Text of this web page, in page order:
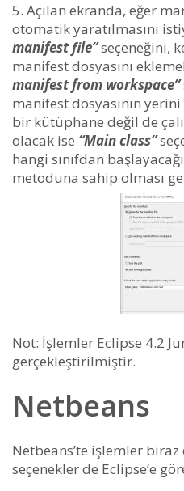
Açılan ekranda, eğer
otomatik yaratılmasını
manifest file”seçeneğini,
manifest dosyasını
manifest from workspace”
manifest dosyasının
bir kütüphane değil de
olacak ise “Main class”
hangi sınıfdan
metoduna sahip olması
Not: İşlemler Eclipse 4.2
gerçekleştirilmiştir.
Netbeans
Netbeans’te işlemler
seçenekler de Eclipse’e